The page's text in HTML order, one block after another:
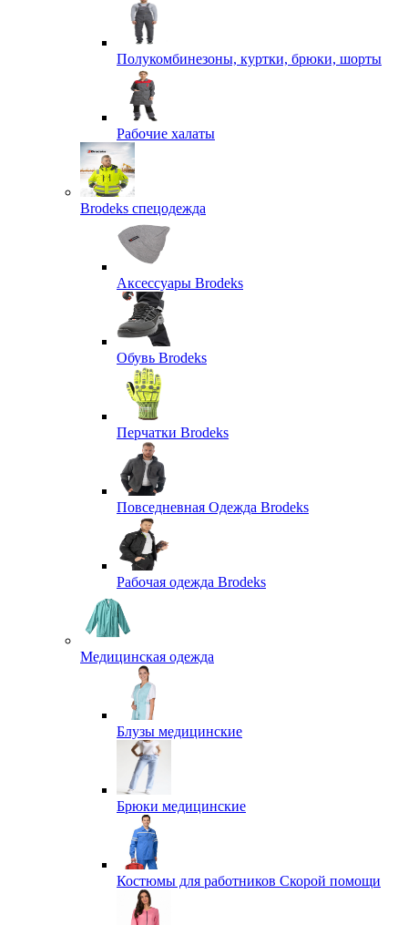
Полукомбинезоны, куртки, брюки, шорты
Рабочие халаты
Brodeks спецодежда
Аксессуары Brodeks
Обувь Brodeks
Перчатки Brodeks
Повседневная Одежда Brodeks
Рабочая одежда Brodeks
Медицинская одежда
Блузы медицинские
Брюки медицинские
Костюмы для работников Скорой помощи